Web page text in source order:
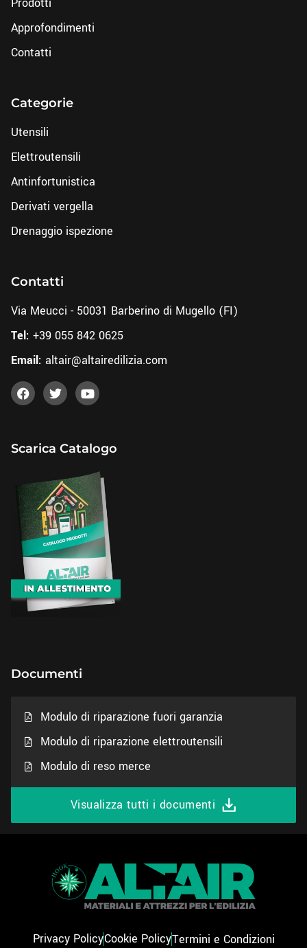
Approfondimenti
Contatti
Categorie
Utensili
Elettroutensili
Antinfortunistica
Derivati vergella
Drenaggio ispezione
Contatti
Via Meucci - 50031 Barberino di Mugello (FI)
Tel: +39 055 842 0625
Email: altair@altairedilizia.com
Scarica Catalogo
Documenti
Modulo di riparazione fuori garanzia
Modulo di riparazione elettroutensili
Modulo di reso merce
Visualizza tutti i documenti
Privacy PolicyCookie PolicyTermini e Condizioni